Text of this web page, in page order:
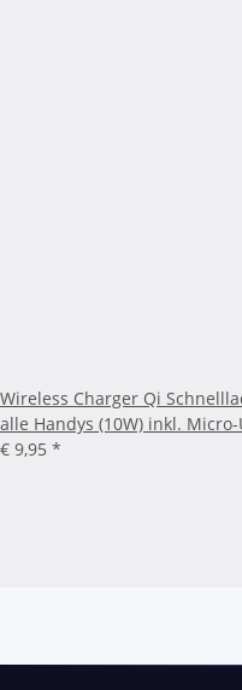
Wireless Charger Qi
alle Handys (10W) inkl. Micro-
€ 9,95 *